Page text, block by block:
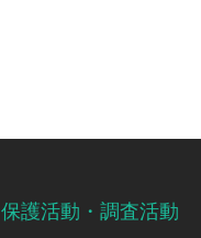
保護活動・調査活動